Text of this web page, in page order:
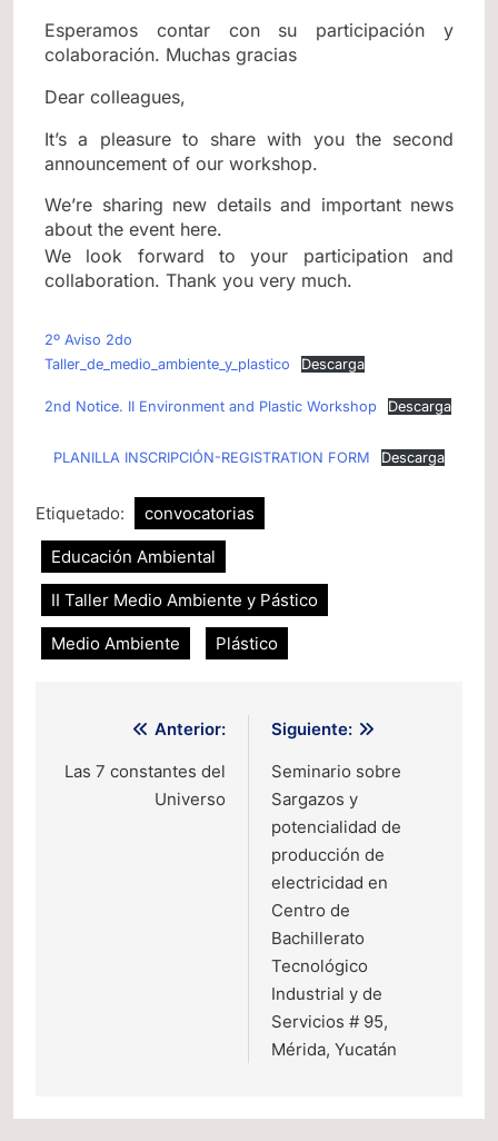
Esperamos contar con su participación y
colaboración. Muchas gracias
Dear colleagues,
It’s a pleasure to share with you the second
announcement of our workshop.
We’re sharing new details and important news
about the event here.
We look forward to your participation and
collaboration. Thank you very much.
2º Aviso 2do
Taller_de_medio_ambiente_y_plastico
Descarga
2nd Notice. II Environment and Plastic Workshop Descarga
PLANILLA INSCRIPCIÓN-REGISTRATION FORM Descarga
Etiquetado: convocatorias
Educación Ambiental
II Taller Medio Ambiente y Pástico
Medio Ambiente Plástico
Navegación
de
entradas
Anterior:
Las 7 constantes del
Universo
Siguiente:
Seminario sobre
Sargazos y
potencialidad de
producción de
electricidad en
Centro de
Bachillerato
Tecnológico
Industrial y de
Servicios # 95,
Mérida, Yucatán